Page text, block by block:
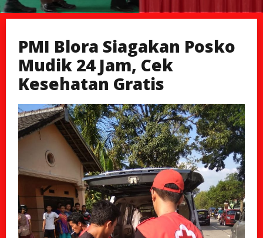
PMI Blora Siagakan Posko
Mudik 24 Jam, Cek
Kesehatan Gratis